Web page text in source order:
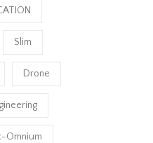
Slim
Drone
Omnium